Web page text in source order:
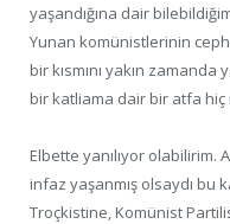
yaşandığına dair
Yunan komünistlerinin
bir kısmını yakın zamanda
bir katliama dair bir atfa hiç
Elbette yanılıyor olabilirim.
infaz yaşanmış olsaydı bu
Troçkistine, Komünist